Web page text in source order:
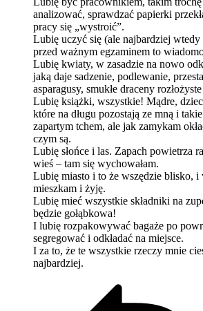
analizować, sprawdzać papierki
pracy się „wystroić”.
Lubię uczyć się (ale najbardziej
przed ważnym egzaminem to
Lubię kwiaty, w zasadzie na nowo
jaką daje sadzenie, podlewanie,
asparagusy, smukłe draceny
Lubię książki, wszystkie! Mądre,
które na długu pozostają ze mną i
zapartym tchem, ale jak zamykam
czym są.
Lubię słońce i las. Zapach powietrza
wieś – tam się wychowałam.
Lubię miasto i to że wszędzie blisko, i
mieszkam i żyję.
Lubię mieć wszystkie składniki na
będzie gołąbkowa!
I lubię rozpakowywać bagaże po
segregować i odkładać na miejsce.
I za to, że te wszystkie rzeczy mnie
najbardziej.